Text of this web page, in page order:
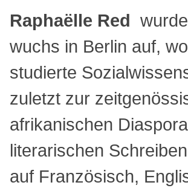
Raphaëlle Red
wuchs in Berlin auf,
studierte
zuletzt zur
afrikanischen
literarischen
auf Französisch,